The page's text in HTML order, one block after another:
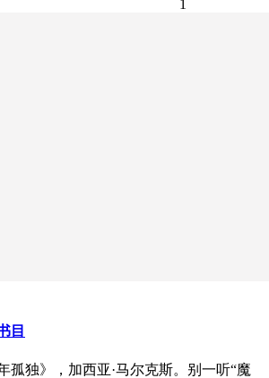
1
目
孤独》，加西亚·马尔克斯。别一听“魔